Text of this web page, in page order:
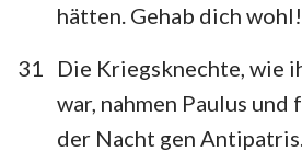
hätten. Gehab dich wohl!
31
Die Kriegsknechte, wie
war, nahmen Paulus
der Nacht gen Antipatris.